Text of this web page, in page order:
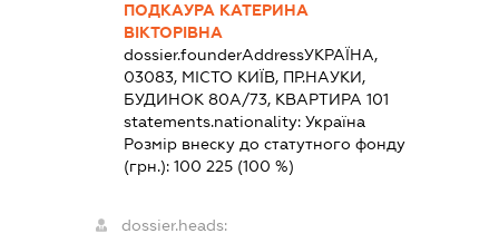
ПОДКАУРА КАТЕРИНА
ВІКТОРІВНА
dossier.founderAddressУКРАЇНА,
03083, МІСТО КИЇВ, ПР.НАУКИ,
БУДИНОК 80А/73, КВАРТИРА 101
statements.nationality:Україна
Розмір внеску до статутного фонду
(грн.):100 225 (100 %)
dossier.heads: